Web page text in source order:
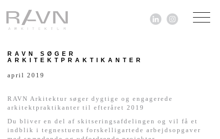
RAVN SØGER
ARKITEKTPRAKTIKANTER
april 2019
RAVN Arkitektur søger dygtige og engagerede
arkitektpraktikanter til efteråret 2019
Du bliver en del af skitseringsafdelingen og vil få et
indblik i tegnestuens forskelligartede arbejdsopgaver